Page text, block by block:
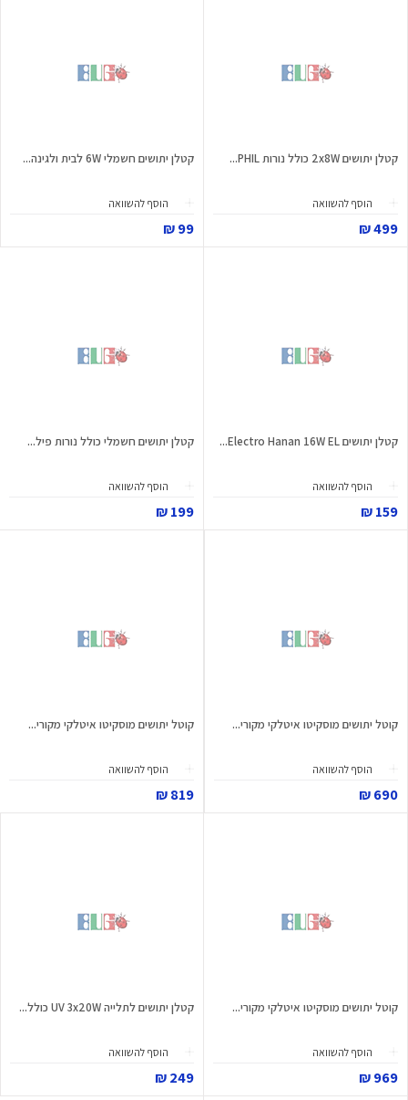
קטלן יתושים 2x8W כולל נורות PHIL...
הוסף להשוואה
499 ₪
קטלן יתושים חשמלי 6W לבית ולגינה...
הוסף להשוואה
99 ₪
קטלן יתושים Electro Hanan 16W EL...
הוסף להשוואה
159 ₪
קטלן יתושים חשמלי כולל נורות פיל...
הוסף להשוואה
199 ₪
קוטל יתושים מוסקיטו איטלקי מקורי...
הוסף להשוואה
690 ₪
קוטל יתושים מוסקיטו איטלקי מקורי...
הוסף להשוואה
819 ₪
קוטל יתושים מוסקיטו איטלקי מקורי...
הוסף להשוואה
969 ₪
קטלן יתושים לתלייה UV 3x20W כולל...
הוסף להשוואה
249 ₪